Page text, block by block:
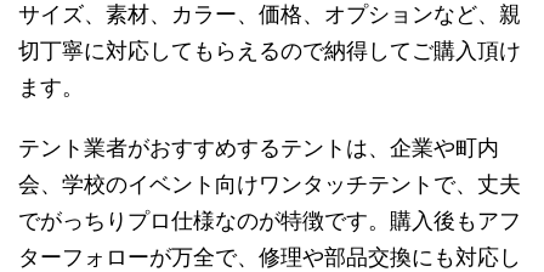
サイズ、素材、カラー、価格、オプションなど、親
切丁寧に対応してもらえるので納得してご購入頂け
ます。
テント業者がおすすめするテントは、企業や町内
会、学校のイベント向けワンタッチテントで、丈夫
でがっちりプロ仕様なのが特徴です。購入後もアフ
ターフォローが万全で、修理や部品交換にも対応し